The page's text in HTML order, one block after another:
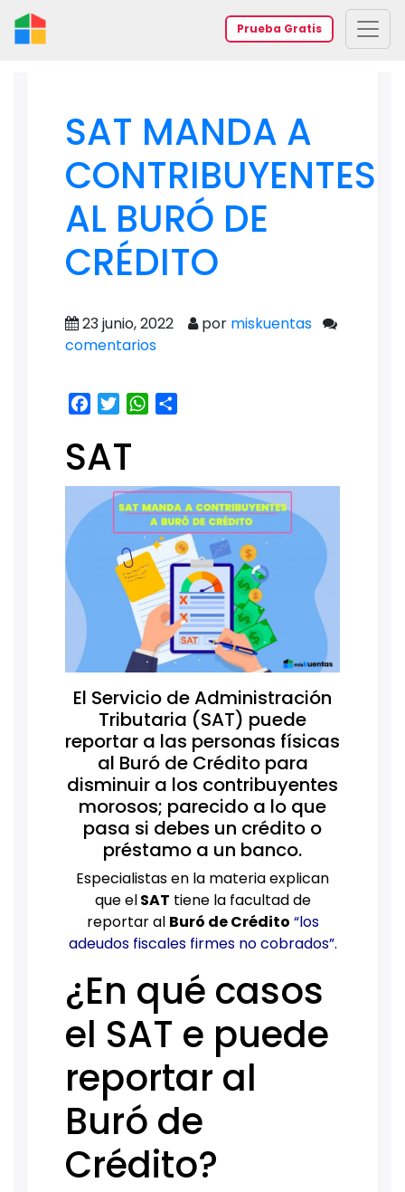
Prueba Gratis
SAT MANDA A
CONTRIBUYENTES
AL BURÓ DE
CRÉDITO
23 junio, 2022 por miskuentas
comentarios
Facebook
TwitterWhatsApp
SAT
El Servicio de Administración
Tributaria (SAT) puede
reportar a las personas físicas
al Buró de Crédito para
disminuir a los contribuyentes
morosos; parecido a lo que
pasa si debes un crédito o
préstamo a un banco.
Especialistas en la materia explican
que elSAT tiene la facultad de
reportar al Buró de Crédito “los
adeudos fiscales firmes no cobrados”.
¿En qué casos
el SAT e puede
reportar al
Buró de
Crédito?